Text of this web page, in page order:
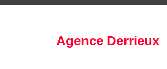
Agence Derrieux